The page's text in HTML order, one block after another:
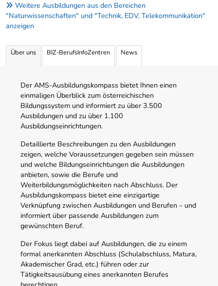
Weitere Ausbildungen aus den Bereichen
"Naturwissenschaften" und "Technik, EDV, Telekommunikation"
anzeigen
Über uns BIZ-BerufsInfoZentren News
Der AMS-Ausbildungskompass bietet Ihnen einen
einmaligen Überblick zum österreichischen
Bildungssystem und informiert zu über 3.500
Ausbildungen und zu über 1.100
Ausbildungseinrichtungen.
Detaillierte Beschreibungen zu den Ausbildungen
zeigen, welche Voraussetzungen gegeben sein müssen
und welche Bildungseinrichtungen die Ausbildungen
anbieten, sowie die Berufe und
Weiterbildungsmöglichkeiten nach Abschluss. Der
Ausbildungskompass bietet eine einzigartige
Verknüpfung zwischen Ausbildungen und Berufen – und
informiert über passende Ausbildungen zum
gewünschten Beruf.
Der Fokus liegt dabei auf Ausbildungen, die zu einem
formal anerkannten Abschluss (Schulabschluss, Matura,
Akademischer Grad, etc.) führen oder zur
Tätigkeitsausübung eines anerkannten Berufes